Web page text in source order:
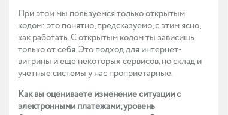
При этом мы пользуемся только открытым
кодом: это понятно, предсказуемо, с этим ясно,
как работать. С открытым кодом ты зависишь
только от себя. Это подход для интернет-
витрины и еще некоторых сервисов, но склад и
учетные системы у нас проприетарные.
Как вы оцениваете изменение ситуации с
электронными платежами, уровень